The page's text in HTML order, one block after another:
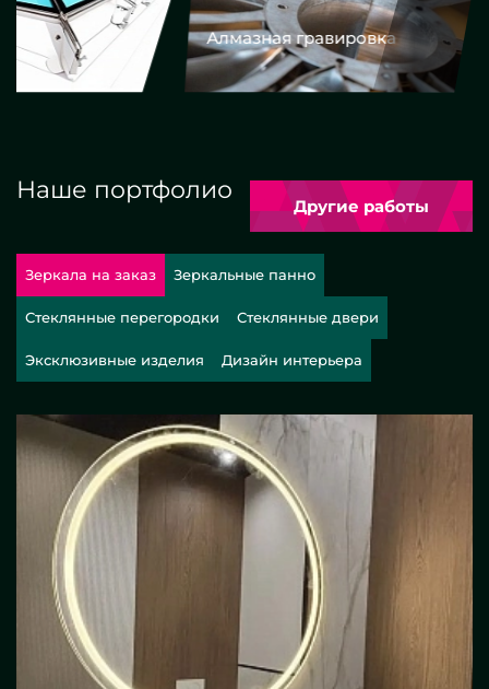
Алмазная гравировка
Наше портфолио
Другие работы
Зеркала на заказ Зеркальные панно
Стеклянные перегородки Стеклянные двери
Эксклюзивные изделия Дизайн интерьера